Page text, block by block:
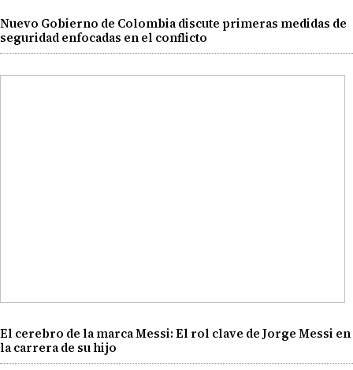
Nuevo Gobierno de Colombia discute primeras medidas de
seguridad enfocadas en el conflicto
El cerebro de la marca Messi: El rol clave de Jorge Messi en
la carrera de su hijo